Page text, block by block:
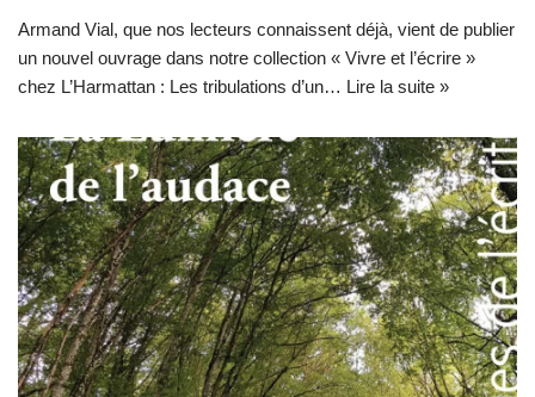
Armand Vial, que nos lecteurs connaissent déjà, vient de publier
un nouvel ouvrage dans notre collection « Vivre et l’écrire »
chez L’Harmattan : Les tribulations d’un… Lire la suite »